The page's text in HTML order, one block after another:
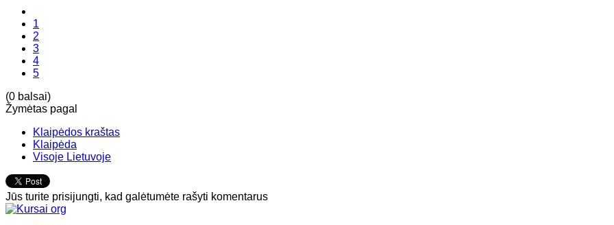
1
2
3
4
5
(0 balsai)
Žymėtas pagal
Klaipėdos kraštas
Klaipėda
Visoje Lietuvoje
Jūs turite prisijungti, kad galėtumėte rašyti komentarus